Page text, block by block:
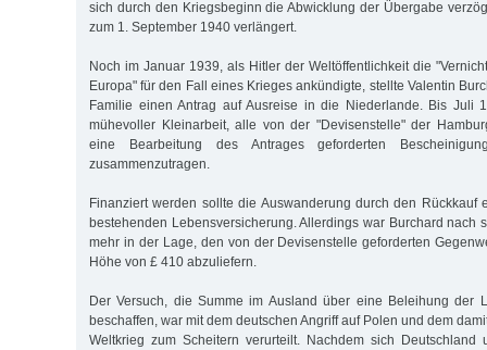
sich durch den Kriegsbeginn die Abwicklung der Übergabe
zum 1. September 1940 verlängert.
Noch im Januar 1939, als Hitler der Weltöffentlichkeit die
Europa" für den Fall eines Krieges ankündigte, stellte Valentin
Familie einen Antrag auf Ausreise in die Niederlande. Bis Juli
mühevoller Kleinarbeit, alle von der "Devisenstelle" der
eine Bearbeitung des Antrages geforderten
zusammenzutragen.
Finanziert werden sollte die Auswanderung durch den Rückkauf
bestehenden Lebensversicherung. Allerdings war Burchard nach
mehr in der Lage, den von der Devisenstelle geforderten
Höhe von £ 410 abzuliefern.
Der Versuch, die Summe im Ausland über eine Beleihung der
beschaffen, war mit dem deutschen Angriff auf Polen und dem
Weltkrieg zum Scheitern verurteilt. Nachdem sich Deutschland